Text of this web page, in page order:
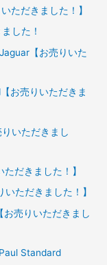
ただきました！】
した！
【お売りいた
お売りいただきま
いただきまし
だきました！】
ただきました！】
お売りいただきまし
Standard